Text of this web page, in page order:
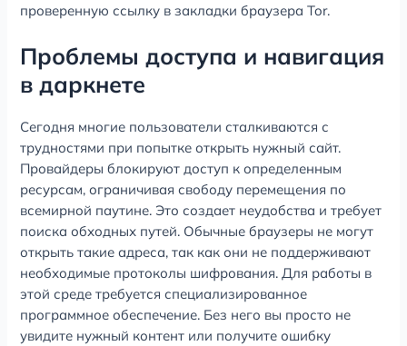
проверенную ссылку в закладки браузера Tor.
Проблемы доступа и навигация
в даркнете
Сегодня многие пользователи сталкиваются с
трудностями при попытке открыть нужный сайт.
Провайдеры блокируют доступ к определенным
ресурсам, ограничивая свободу перемещения по
всемирной паутине. Это создает неудобства и требует
поиска обходных путей. Обычные браузеры не могут
открыть такие адреса, так как они не поддерживают
необходимые протоколы шифрования. Для работы в
этой среде требуется специализированное
программное обеспечение. Без него вы просто не
увидите нужный контент или получите ошибку